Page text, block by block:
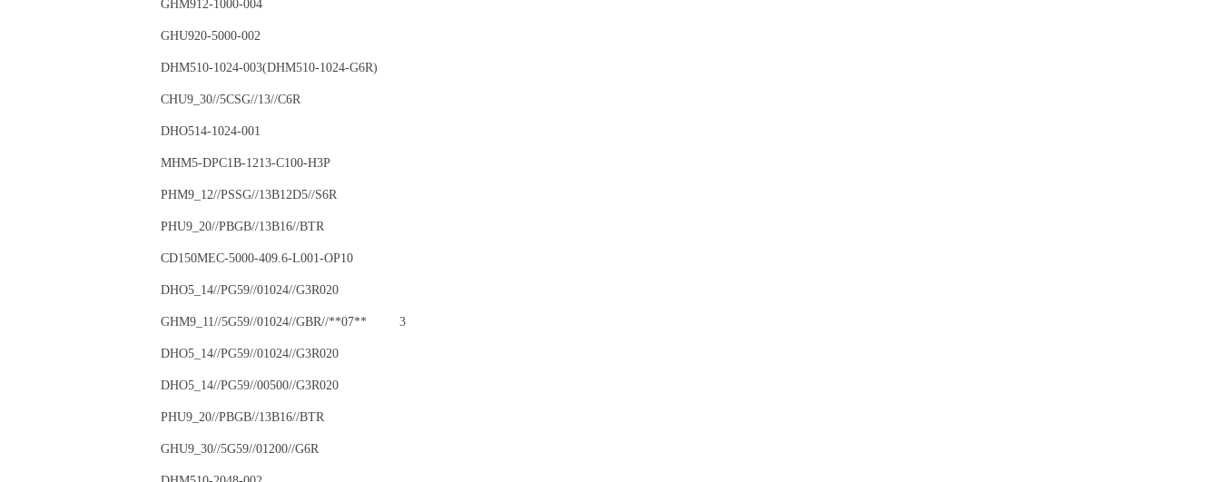
GHM912-1000-004
GHU920-5000-002
DHM510-1024-003(DHM510-1024-G6R)
CHU9_30//5CSG//13//C6R
DHO514-1024-001
MHM5-DPC1B-1213-C100-H3P
PHM9_12//PSSG//13B12D5//S6R
PHU9_20//PBGB//13B16//BTR
CD150MEC-5000-409.6-L001-OP10
DHO5_14//PG59//01024//G3R020
GHM9_11//5G59//01024//GBR//**07** 3
DHO5_14//PG59//01024//G3R020
DHO5_14//PG59//00500//G3R020
PHU9_20//PBGB//13B16//BTR
GHU9_30//5G59//01200//G6R